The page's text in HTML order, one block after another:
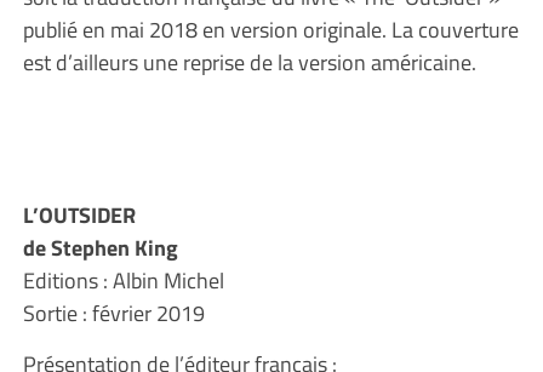
publié en mai 2018 en version originale. La couverture
est d’ailleurs une reprise de la version américaine.
L’OUTSIDER
de Stephen King
Editions : Albin Michel
Sortie : février 2019
Présentation de l’éditeur français :